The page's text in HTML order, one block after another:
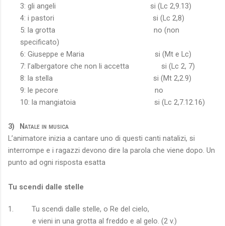
3: gli angeli
si (Lc 2,9.13)
4: i pastori
si (Lc 2,8)
5: la grotta
no (non
specificato)
6: Giuseppe e Maria
si (Mt e Lc)
7: l’albergatore che non li accetta
si (Lc 2, 7)
8: la stella
si (Mt 2,2.9)
9: le pecore
no
10: la mangiatoia
si (Lc 2,7.12.16)
3)
Natale in musica
L’animatore inizia a cantare uno di questi canti natalizi, si
interrompe e i ragazzi devono dire la parola che viene dopo. Un
punto ad ogni risposta esatta
Tu scendi dalle stelle
1. Tu scendi dalle stelle, o Re del cielo,
e vieni in una grotta al freddo e al gelo. (2 v.)